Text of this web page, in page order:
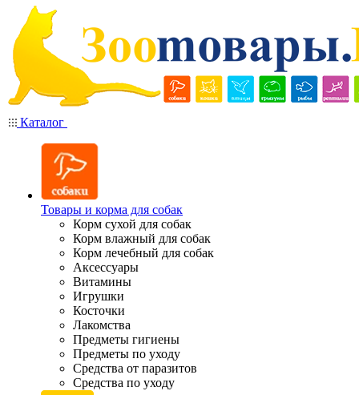
Каталог
Товары и корма для собак
Корм сухой для собак
Корм влажный для собак
Корм лечебный для собак
Аксессуары
Витамины
Игрушки
Косточки
Лакомства
Предметы гигиены
Предметы по уходу
Средства от паразитов
Средства по уходу